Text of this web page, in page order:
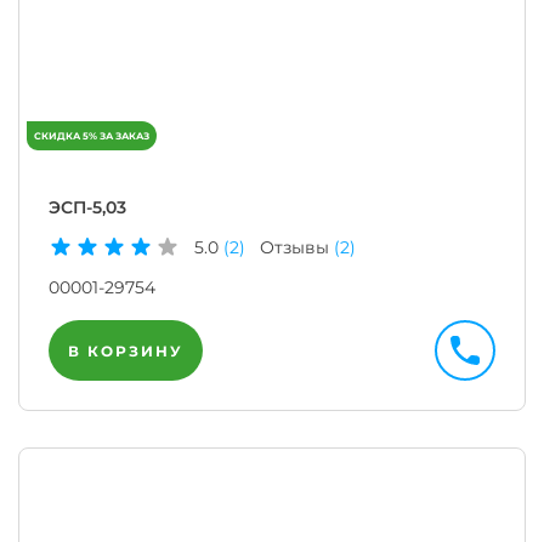
ЭСП-5,03
5.0 (2) Отзывы (2)
00001-29754
В КОРЗИНУ